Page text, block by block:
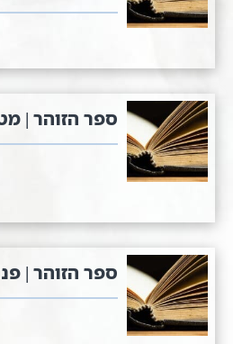
ספר הזוהר |
ספר הזוהר |